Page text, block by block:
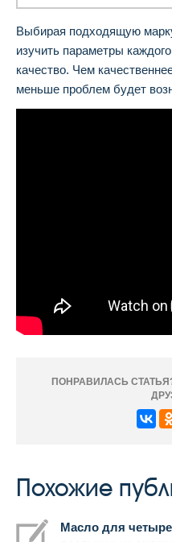
Выбирая подходящую
изучить параметры
качество. Чем
меньше проблем будет
ПОНРАВИЛАСЬ
Похожие
Масло для